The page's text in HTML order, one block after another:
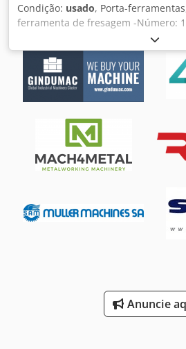
Condição: usado, Porta-
ferramenta de fresagem -Número:
diferentes designs -Mandris,
redutores, cabeças de corte, fresas
ferramentas de fuso -Venda:
Dsdpfecx Sdtjx Aahjkr
Anuncie